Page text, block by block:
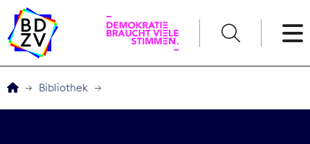
Bibliothek